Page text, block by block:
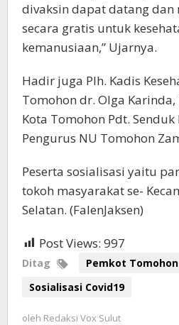
divaksin dapat datang dan
secara gratis untuk
kemanusiaan,” Ujarnya.
Hadir juga Plh. Kadis
Tomohon dr. Olga Karinda,
Kota Tomohon Pdt. Senduk
Pengurus NU Tomohon
Peserta sosialisasi yaitu
tokoh masyarakat se-
Selatan. (FalenJaksen)
Post Views: 997
Ditag
Pemkot Tomohon
Sosialisasi Covid19
oleh Redaksi Vox Sulut